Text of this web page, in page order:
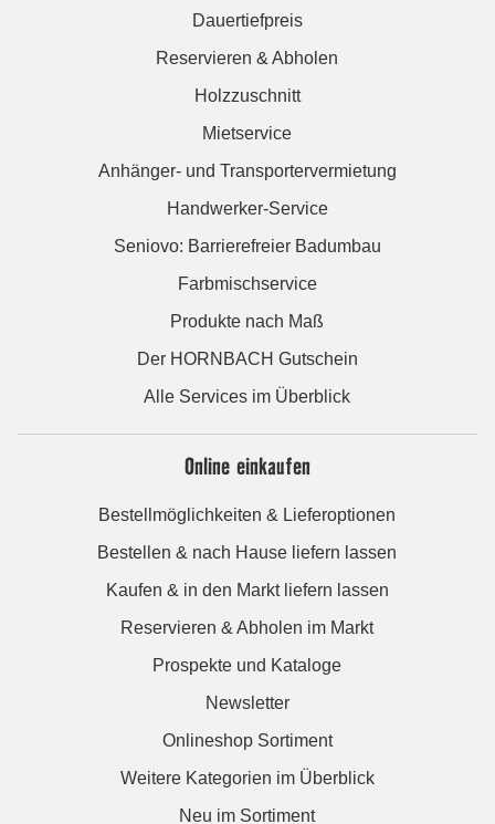
Dauertiefpreis
Reservieren & Abholen
Holzzuschnitt
Mietservice
Anhänger- und Transportervermietung
Handwerker-Service
Seniovo: Barrierefreier Badumbau
Farbmischservice
Produkte nach Maß
Der HORNBACH Gutschein
Alle Services im Überblick
Online einkaufen
Bestellmöglichkeiten & Lieferoptionen
Bestellen & nach Hause liefern lassen
Kaufen & in den Markt liefern lassen
Reservieren & Abholen im Markt
Prospekte und Kataloge
Newsletter
Onlineshop Sortiment
Weitere Kategorien im Überblick
Neu im Sortiment